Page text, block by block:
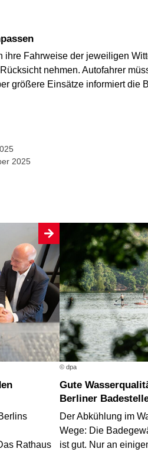
ihre Fahrweise der jeweiligen
nehmen. Autofahrer
größere Einsätze informiert die
2025
Rathaus
© dpa
Gute Wasserqualität an fast allen
Berliner
Der Abkühlung im
Wege: Die
ist gut. Nur an